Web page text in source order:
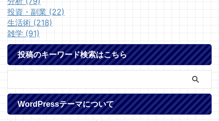
投資・副業 (22)
生活術 (218)
雑学 (91)
投稿のキーワード検索はこちら
WordPressテーマについて